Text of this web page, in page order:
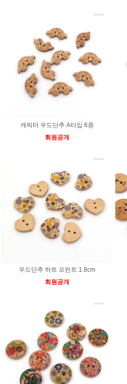
캐릭터 우드단추 A타입 6종
회원공개
우드단추 하트 프린트 1.8cm
회원공개